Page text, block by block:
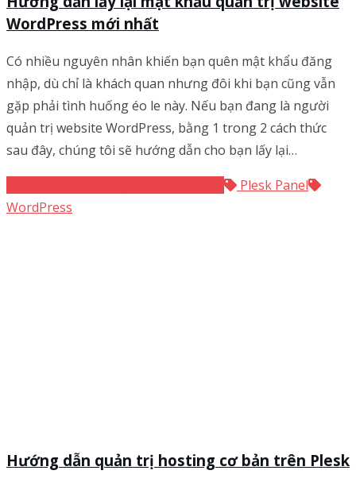
WordPress mới nhất
Có nhiều nguyên nhân khiến bạn quên mật khẩu đăng
nhập, dù chỉ là khách quan nhưng đôi khi bạn cũng vẫn
gặp phải tình huống éo le này. Nếu bạn đang là người
quản trị website WordPress, bằng 1 trong 2 cách thức
sau đây, chúng tôi sẽ hướng dẫn cho bạn lấy lại…
Plesk Panel
WordPress
Hướng dẫn quản trị hosting cơ bản trên Plesk